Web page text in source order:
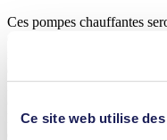
Ce site web utilise
Ces pompes chauffantes
mesurent la concentration
dans les instruments et
l'échantillon d'air à mesurer
la tête mais aussi la